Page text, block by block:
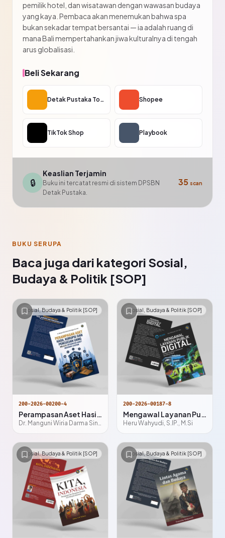
pemilik hotel, dan wisatawan dengan wawasan budaya
yang kaya. Pembaca akan menemukan bahwa spa
bukan sekadar tempat bersantai — ia adalah ruang di
mana Bali mempertahankan jiwa kulturalnya di tengah
arus globalisasi.
Beli Sekarang
Detak Pustaka Toko Shopee
TikTok Shop Playbook
🔒
Keaslian Terjamin
Buku ini tercatat resmi di sistem DPSBN
Detak Pustaka.
35 scan
BUKU SERUPA
Baca juga dari kategori Sosial,
Budaya & Politik [SOP]
Sosial, Budaya & Politik [SOP]
200-2026-00200-4
Perampasan Aset Hasil Korupsi dan Pencucian Uang melalui Integrated Asset Recovery System
Dr. Manguni Wiria Darma Sinulingga, S.H., M.H.
Sosial, Budaya & Politik [SOP]
200-2026-00187-8
Mengawal Layanan Publik Digital:
Heru Wahyudi, S.IP., M.Si
Sosial, Budaya & Politik [SOP] Sosial, Budaya & Politik [SOP]